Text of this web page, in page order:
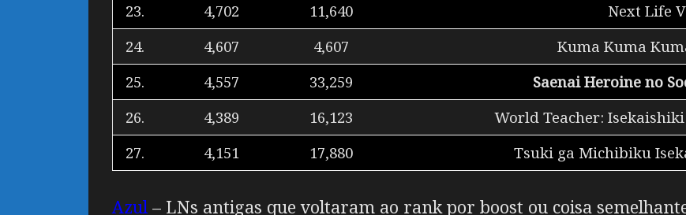
23.
4,702 11,640
Next Life
24.
4,607 4,607
Kuma Kuma
25.
4,557 33,259
Saenai Heroine no
26.
4,389 16,123
World Teacher:
27.
4,151 17,880 Tsuki ga Michibiku
Azul – LNs antigas que voltaram ao rank por boost ou coisa